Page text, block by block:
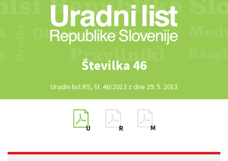
Številka 46
Uradni list RS, št. 46/2013 z dne 29. 5. 2013